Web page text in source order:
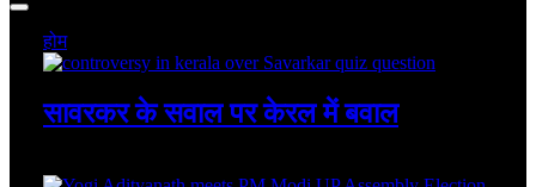
होम
सावरकर के सवाल पर केरल में बवाल